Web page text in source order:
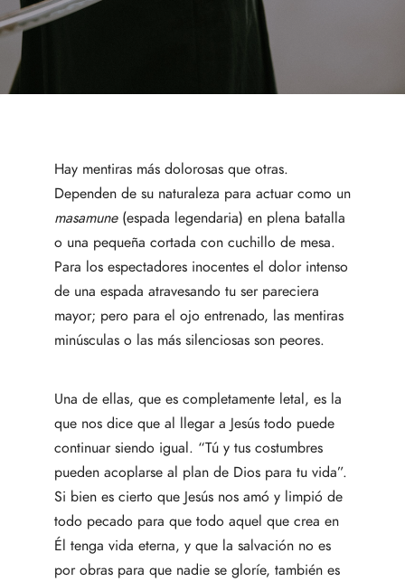
Hay mentiras más dolorosas que otras.
Dependen de su naturaleza para actuar como un
masamune(espada legendaria) en plena batalla
o una pequeña cortada con cuchillo de mesa.
Para los espectadores inocentes el dolor intenso
de una espada atravesando tu ser pareciera
mayor; pero para el ojo entrenado, las mentiras
minúsculas o las más silenciosas son peores.
Una de ellas, que es completamente letal, es la
que nos dice que al llegar a Jesús todo puede
continuar siendo igual. “Tú y tus costumbres
pueden acoplarse al plan de Dios para tu vida”.
Si bien es cierto que Jesús nos amó y limpió de
todo pecado para que todo aquel que crea en
Él tenga vida eterna, y que la salvación no es
por obras para que nadie se gloríe, también es